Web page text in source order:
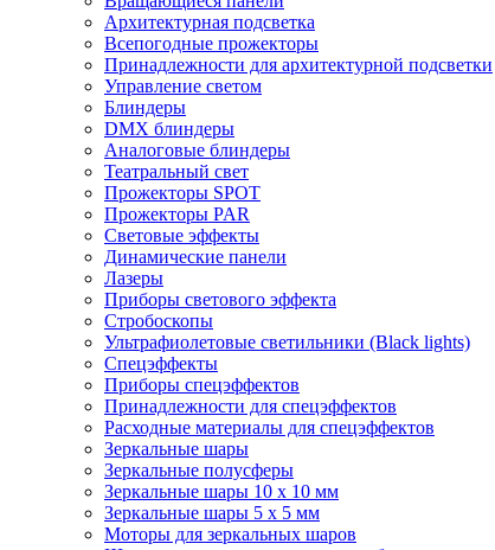
Архитектурная подсветка
Всепогодные прожекторы
Принадлежности для архитектурной подсветки
Управление светом
Блиндеры
DMX блиндеры
Аналоговые блиндеры
Театральный свет
Прожекторы SPOT
Прожекторы PAR
Световые эффекты
Динамические панели
Лазеры
Приборы светового эффекта
Стробоскопы
Ультрафиолетовые светильники (Black lights)
Спецэффекты
Приборы спецэффектов
Принадлежности для спецэффектов
Расходные материалы для спецэффектов
Зеркальные шары
Зеркальные полусферы
Зеркальные шары 10 х 10 мм
Зеркальные шары 5 х 5 мм
Моторы для зеркальных шаров